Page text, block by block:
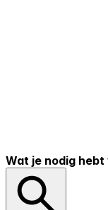
Wat je nodig